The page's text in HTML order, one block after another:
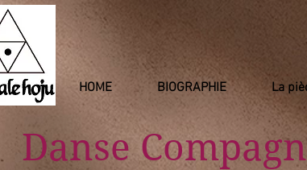
HOME BIOGRAPHIE La
Danse